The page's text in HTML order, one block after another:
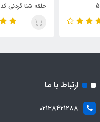
حلقه شنا گردنی کد YT-207
ارتباط با ما
02128421288